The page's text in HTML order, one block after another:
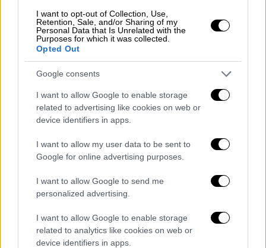
I want to opt-out of Collection, Use,
Retention, Sale, and/or Sharing of my
Personal Data that Is Unrelated with the
Purposes for which it was collected.
Opted Out
Google consents
I want to allow Google to enable storage
related to advertising like cookies on web or
device identifiers in apps.
I want to allow my user data to be sent to
Google for online advertising purposes.
I want to allow Google to send me
personalized advertising.
I want to allow Google to enable storage
related to analytics like cookies on web or
device identifiers in apps.
αποφυλακίσθηκε ο ενεχόμενος στην
δολοφονία και αθωωθείς με την αναιρεθείσα
απόφαση Βασίλειος Σαραλιώτης».
Ολόκληρη η ανακοίνωσή της: